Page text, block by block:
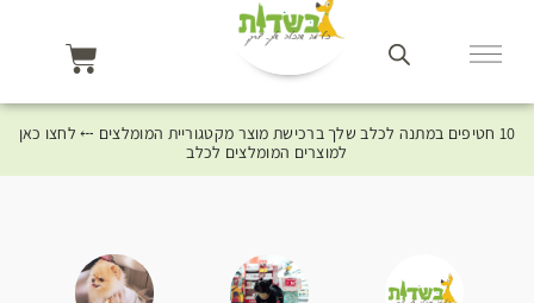
10 חטיפים במתנה לכלב שלך ברכישת מוצר מקטגוריית המומלצים ⤎ לחצו כאן
למוצרים המומלצים לכלב